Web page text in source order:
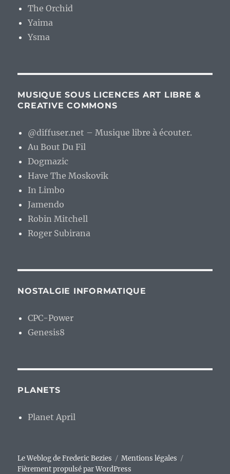
The Orchid
Yaima
Ysma
MUSIQUE SOUS LICENCES ART LIBRE &
CREATIVE COMMONS
@diffuser.net – Musique libre à écouter.
Au Bout Du Fil
Dogmazic
Have The Moskovik
In Limbo
Jamendo
Robin Mitchell
Roger Subirana
NOSTALGIE INFORMATIQUE
CPC-Power
Genesis8
PLANETS
Planet April
Le Weblog de Frederic Bezies
Mentions légales
Fièrement propulsé par WordPress